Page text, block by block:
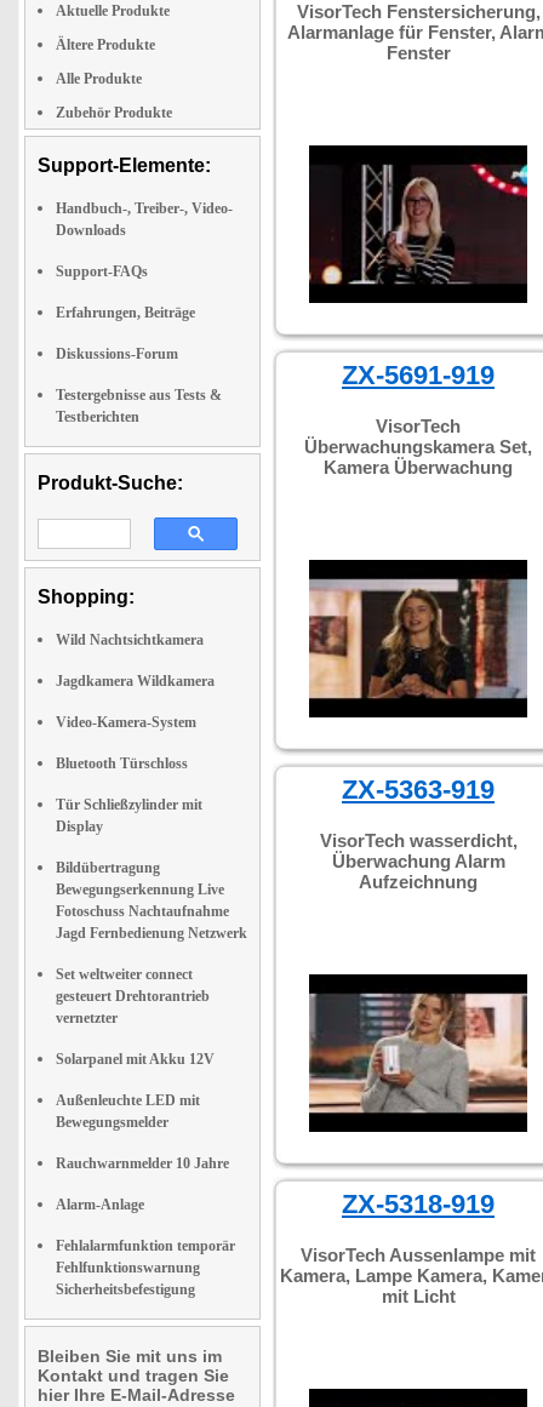
Aktuelle Produkte
Ältere Produkte
Alle Produkte
Zubehör Produkte
Support-Elemente:
Handbuch-, Treiber-, Video-
Downloads
Support-FAQs
Erfahrungen, Beiträge
Diskussions-Forum
Testergebnisse aus Tests &
Testberichten
Produkt-Suche:
Shopping:
Wild Nachtsichtkamera
Jagdkamera Wildkamera
Video-Kamera-System
Bluetooth Türschloss
Tür Schließzylinder mit
Display
Bildübertragung
Bewegungserkennung Live
Fotoschuss Nachtaufnahme
Jagd Fernbedienung Netzwerk
Set weltweiter connect
gesteuert Drehtorantrieb
vernetzter
Solarpanel mit Akku 12V
Außenleuchte LED mit
Bewegungsmelder
Rauchwarnmelder 10 Jahre
Alarm-Anlage
Fehlalarmfunktion temporär
Fehlfunktionswarnung
Sicherheitsbefestigung
Bleiben Sie mit uns im
Kontakt und tragen Sie
hier Ihre E-Mail-Adresse
VisorTech Fenstersicherung,
Alarmanlage für Fenster,
Fenster
ZX-5691-919
VisorTech
Überwachungskamera Set,
Kamera Überwachung
ZX-5363-919
VisorTech wasserdicht,
Überwachung Alarm
Aufzeichnung
ZX-5318-919
VisorTech Aussenlampe mit
Kamera, Lampe Kamera,
mit Licht